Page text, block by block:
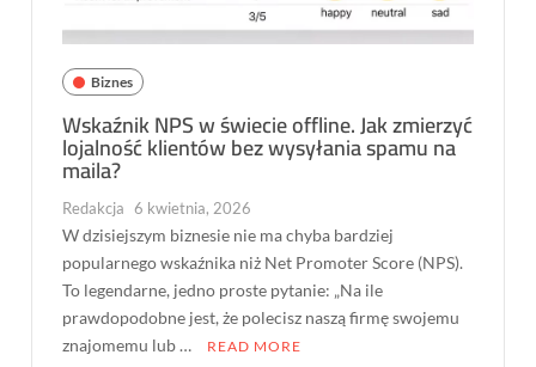
Biznes
Wskaźnik NPS w świecie offline. Jak zmierzyć
lojalność klientów bez wysyłania spamu na
maila?
Redakcja 6 kwietnia, 2026
W dzisiejszym biznesie nie ma chyba bardziej
popularnego wskaźnika niż Net Promoter Score (NPS).
To legendarne, jedno proste pytanie: „Na ile
prawdopodobne jest, że polecisz naszą firmę swojemu
znajomemu lub …
READ MORE